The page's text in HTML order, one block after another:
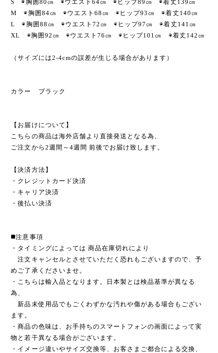
S ◉胸囲80㎝ ◉ウエスト64㎝ ◉ヒップ89㎝ ◉着丈139㎝
M ◉胸囲84㎝ ◉ウエスト68㎝ ◉ヒップ93㎝ ◉着丈140㎝
L ◉胸囲88㎝ ◉ウエスト72㎝ ◉ヒップ97㎝ ◉着丈141㎝
XL ◉胸囲92㎝ ◉ウエスト76㎝ ◉ヒップ101㎝ ◉着丈142㎝
（サイズには2-4cmの誤差が生じる場合があります）
カラー ブラック
【お届けについて】
こちらの商品は海外店舗より直接発送となる為、
ご注文から2週間～4週間 前後でお届け致します。
【決済方法】
・クレジットカード決済
・キャリア決済
・後払い決済
◼️注意事項
・タイミングによっては 商品在庫切れにより
注文キャンセルとさせていただく恐れもございますので、予
めご了承くださいませ。
・こちらは輸入品となります。日本製とは検品基準が異なる
為、
新品未使用品でもごくわずかな汚れや傷がある場合もござい
ます。
・商品の色味は、お手持ちのスマートフォンの画面によって実
物と若干異なる場合がございます。
・イメージ違いやサイズ交換等、お客さまご都合による交換、